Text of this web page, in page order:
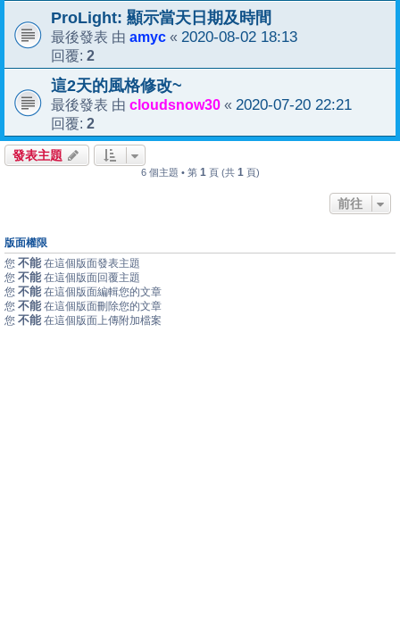
ProLight: 顯示當天日期及時間
最後發表 由 amyc « 2020-08-02 18:13
回覆: 2
這2天的風格修改~
最後發表 由 cloudsnow30 « 2020-07-20 22:21
回覆: 2
發表主題
6 個主題 • 第 1 頁 (共 1 頁)
前往
版面權限
您 不能 在這個版面發表主題
您 不能 在這個版面回覆主題
您 不能 在這個版面編輯您的文章
您 不能 在這個版面刪除您的文章
您 不能 在這個版面上傳附加檔案